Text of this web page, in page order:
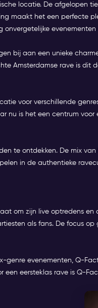
locatie. De afgelopen
maakt het een perfecte
onvergetelijke evenementen
bij aan een unieke
Amsterdamse rave is
voor verschillende
nu is het een centrum voor
te ontdekken. De mix van
in de authentieke
om zijn live optredens en
als fans. De focus
genre evenementen, Q-
een eersteklas rave is Q-